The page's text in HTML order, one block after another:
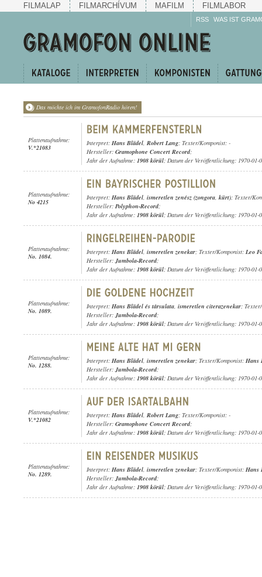
FILMALAP FILMARCHÍVUM MAFILM FILMLABOR
RSS WAS IST
Das möchte ich im GramofonRadio hören!
Plattenaufnahme:
V.*21083
Interpret: Hans Blädel, Robert Lang; Texter/Komponist: -
Hersteller: Gramophone Concert Record;
Jahr der Aufnahme: 1908 körül; Datum der Veröffentlichung: 1970-01-
Plattenaufnahme:
No 4215
Interpret: Hans Blädel, ismeretlen zenész (zongora, kürt); Texter/
Hersteller: Polyphon-Record;
Jahr der Aufnahme: 1908 körül; Datum der Veröffentlichung: 1970-01-
Plattenaufnahme:
No. 1084.
Interpret: Hans Blädel, ismeretlen zenekar; Texter/Komponist: Leo
Hersteller:Jumbola-Record;
Jahr der Aufnahme: 1908 körül; Datum der Veröffentlichung: 1970-01-
Plattenaufnahme:
No. 1089.
Interpret: Hans Blädel és társulata, ismeretlen citerazenekar;
Hersteller:Jumbola-Record;
Jahr der Aufnahme: 1908 körül; Datum der Veröffentlichung: 1970-01-
Plattenaufnahme:
No. 1288.
Interpret: Hans Blädel, ismeretlen zenekar; Texter/Komponist: Hans
Hersteller:Jumbola-Record;
Jahr der Aufnahme: 1908 körül; Datum der Veröffentlichung: 1970-01-
Plattenaufnahme:
V.*21082
Interpret: Hans Blädel, Robert Lang; Texter/Komponist: -
Hersteller: Gramophone Concert Record;
Jahr der Aufnahme: 1908 körül; Datum der Veröffentlichung: 1970-01-
Plattenaufnahme:
No. 1289.
Interpret: Hans Blädel, ismeretlen zenekar; Texter/Komponist: Hans
Hersteller:Jumbola-Record;
Jahr der Aufnahme: 1908 körül; Datum der Veröffentlichung: 1970-01-